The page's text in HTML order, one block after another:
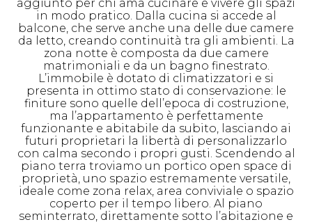
aggiunto per chi ama cucinare e vivere gli spazi
in modo pratico. Dalla cucina si accede al
balcone, che serve anche una delle due camere
da letto, creando continuità tra gli ambienti. La
zona notte è composta da due camere
matrimoniali e da un bagno finestrato.
L’immobile è dotato di climatizzatori e si
presenta in ottimo stato di conservazione: le
finiture sono quelle dell’epoca di costruzione,
ma l’appartamento è perfettamente
funzionante e abitabile da subito, lasciando ai
futuri proprietari la libertà di personalizzarlo
con calma secondo i propri gusti. Scendendo al
piano terra troviamo un portico open space di
proprietà, uno spazio estremamente versatile,
ideale come zona relax, area conviviale o spazio
coperto per il tempo libero. Al piano
seminterrato, direttamente sotto l’abitazione e